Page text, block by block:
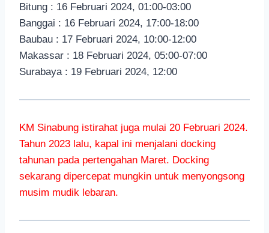
Bitung : 16 Februari 2024, 01:00-03:00
Banggai : 16 Februari 2024, 17:00-18:00
Baubau : 17 Februari 2024, 10:00-12:00
Makassar : 18 Februari 2024, 05:00-07:00
Surabaya : 19 Februari 2024, 12:00
KM Sinabung istirahat juga mulai 20 Februari 2024.
Tahun 2023 lalu, kapal ini menjalani docking
tahunan pada pertengahan Maret. Docking
sekarang dipercepat mungkin untuk menyongsong
musim mudik lebaran.